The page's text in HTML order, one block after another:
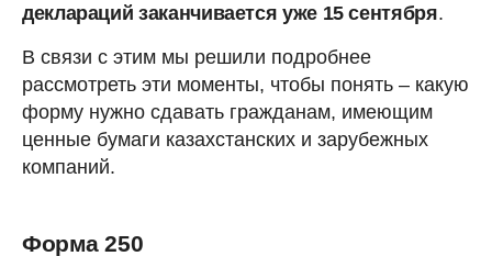
деклараций заканчивается уже 15 сентября.
В связи с этим мы решили подробнее
рассмотреть эти моменты, чтобы понять – какую
форму нужно сдавать гражданам, имеющим
ценные бумаги казахстанских и зарубежных
компаний.
Форма 250